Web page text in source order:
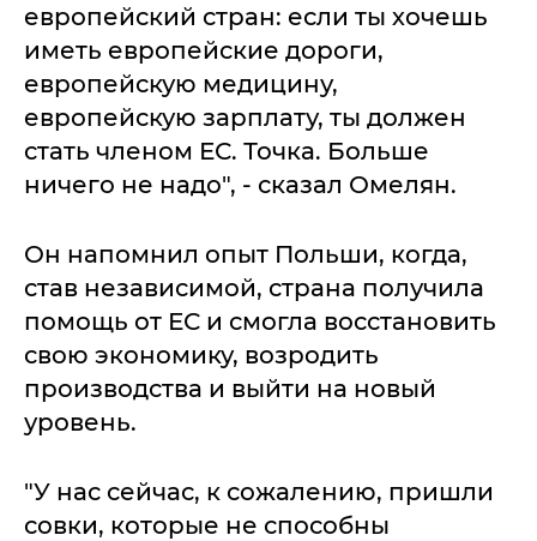
европейский стран: если ты хочешь
иметь европейские дороги,
европейскую медицину,
европейскую зарплату, ты должен
стать членом ЕС. Точка. Больше
ничего не надо", - сказал Омелян.
Он напомнил опыт Польши, когда,
став независимой, страна получила
помощь от ЕС и смогла восстановить
свою экономику, возродить
производства и выйти на новый
уровень.
"У нас сейчас, к сожалению, пришли
совки, которые не способны